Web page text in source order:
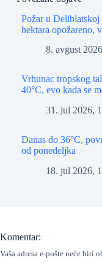
Požar u
hektara opožareno,
8. avgust
Vrhunac tropskog
40°C, evo kada se
31. jul 2026,
Danas do 36°C,
od ponedeljka
18. jul 2026,
Komentar:
Vaša adresa e-pošte neće biti